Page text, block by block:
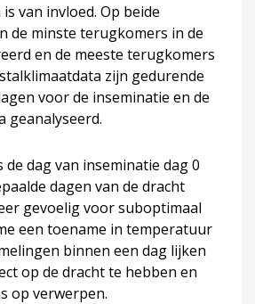
van invloed. Op beide
de minste terugkomers in de
en de meeste terugkomers
zijn gedurende
voor de inseminatie en de
geanalyseerd.
de dag van inseminatie dag 0
dagen van de dracht
gevoelig voor suboptimaal
een toename in temperatuur
binnen een dag lijken
op de dracht te hebben en
op verwerpen.